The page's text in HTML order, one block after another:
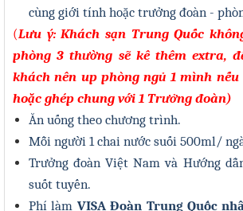
cùng giới tính hoặc trưởng đoàn -
(Lưu ý: Khách sạn Trung Quốc
phòng 3 thường sẽ kê thêm extra,
khách nên up phòng ngủ 1 mình
hoặc ghép chung với 1 Trưởng đoàn)
Ăn uống theo chương trình.
Mỗi người 1 chai nước suối 500ml/
Trưởng đoàn Việt Nam và Hướng
suốt tuyến.
Phí làm VISA Đoàn Trung Quốc